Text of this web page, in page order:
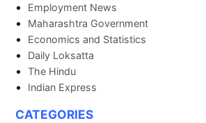
Employment News
Maharashtra Government
Economics and Statistics
Daily Loksatta
The Hindu
Indian Express
CATEGORIES